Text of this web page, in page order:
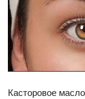
Касторовое